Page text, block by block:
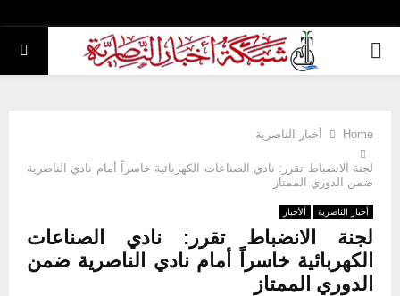
PRIMARY
Home أخبار الناصرية
لجنة الانضباط تقرر: نادي الصناعات الكهربائية خاسراً أمام نادي الناصرية
ضمن الدوري الممتاز
أخبار الناصرية ألأخبار
لجنة الانضباط تقرر: نادي الصناعات
الكهربائية خاسراً أمام نادي الناصرية ضمن
الدوري الممتاز